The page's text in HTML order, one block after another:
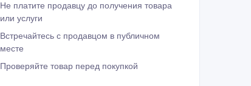
Не платите продавцу до получения товара
или услуги
Встречайтесь с продавцом в публичном
месте
Проверяйте товар перед покупкой